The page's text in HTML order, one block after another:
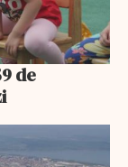
de